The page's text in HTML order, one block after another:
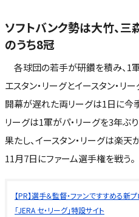
ソフトバンク勢は大竹、三
のうち8冠
各球団の若手が研鑽を積み、1
エスタン・リーグとイースタン・リ
開幕が遅れた両リーグは1日に今
リーグは1軍がパ・リーグを3年ぶ
果たし、イースタン・リーグは楽
11月7日にファーム選手権を戦う。
【PR】選手＆監督・ファンですすめる新
「JERA セ・リーグ」特設サイト